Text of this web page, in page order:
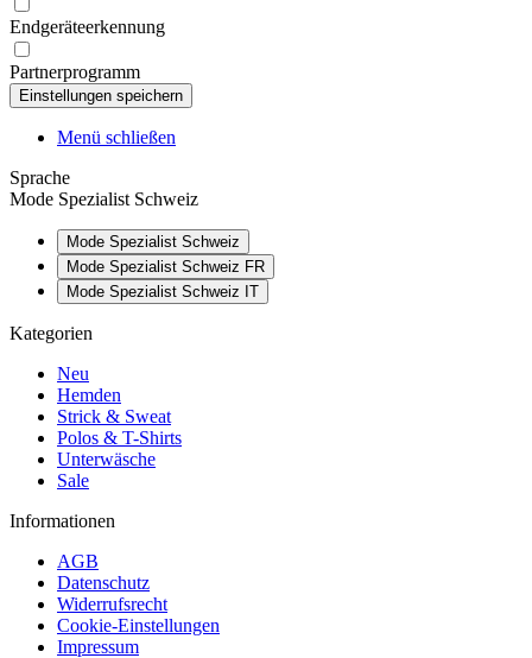
Endgeräteerkennung
Partnerprogramm
Menü schließen
Sprache
Mode Spezialist Schweiz
Mode Spezialist Schweiz
Mode Spezialist Schweiz FR
Mode Spezialist Schweiz IT
Kategorien
Neu
Hemden
Strick & Sweat
Polos & T-Shirts
Unterwäsche
Sale
Informationen
AGB
Datenschutz
Widerrufsrecht
Cookie-Einstellungen
Impressum